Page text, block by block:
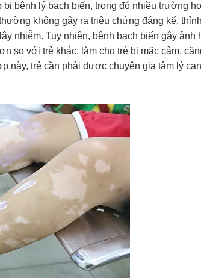
bệnh lý bạch biến, trong đó nhiều trường
không gây ra triệu chứng đáng kể,
nhiễm. Tuy nhiên, bệnh bạch biến gây ảnh
so với trẻ khác, làm cho trẻ bị mặc cảm,
trẻ cần phải được chuyên gia tâm lý